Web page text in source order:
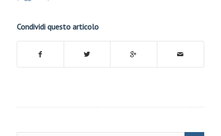
Condividi questo articolo